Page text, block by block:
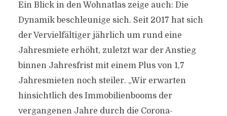
Ein Blick in den Wohnatlas zeige auch: Die
Dynamik beschleunige sich. Seit 2017 hat sich
der Vervielfältiger jährlich um rund eine
Jahresmiete erhöht, zuletzt war der Anstieg
binnen Jahresfrist mit einem Plus von 1,7
Jahresmieten noch steiler. „Wir erwarten
hinsichtlich des Immobilienbooms der
vergangenen Jahre durch die Corona-